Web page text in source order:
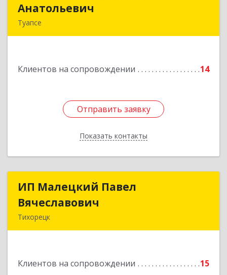
Анатольевич
Туапсе
Клиентов на сопровождении 14
Отправить заявку
Показать контакты
Подробнее
Отправить заявку
Назад
ИП Малецкий Павел
Вячеславович
Тихорецк
Клиентов на сопровождении 15
ИП Малецкий Павел
Подробнее